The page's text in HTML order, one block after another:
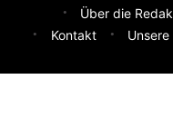
Über die
Kontakt